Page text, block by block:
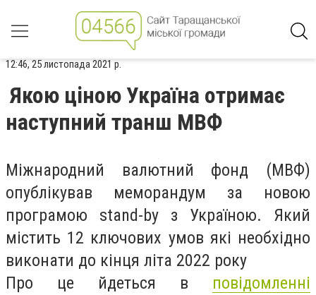
12:46, 25 листопада 2021 р.
Якою ціною Україна отримає
наступний транш МВФ
Міжнародний валютний фонд (МВФ)
опублікував меморандум за новою
програмою stand-by з Україною. Який
містить 12 ключових умов які необхідно
виконати до кінця літа 2022 року
Про це йдеться в повідомленні